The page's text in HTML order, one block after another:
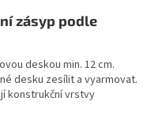
zásyp podle
deskou min. 12 cm.
desku zesílit a vyarmovat.
konstrukční vrstvy